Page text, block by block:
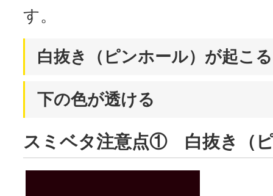
す。
白抜き（ピンホール）が起こ
下の色が透ける
スミベタ注意点① 白抜き（